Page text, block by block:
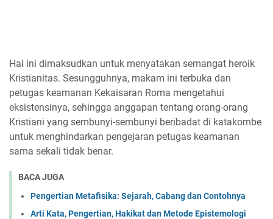
Hal ini dimaksudkan untuk menyatakan semangat heroik
Kristianitas. Sesungguhnya, makam ini terbuka dan
petugas keamanan Kekaisaran Roma mengetahui
eksistensinya, sehingga anggapan tentang orang-orang
Kristiani yang sembunyi-sembunyi beribadat di katakombe
untuk menghindarkan pengejaran petugas keamanan
sama sekali tidak benar.
BACA JUGA
Pengertian Metafisika: Sejarah, Cabang dan Contohnya
Arti Kata, Pengertian, Hakikat dan Metode Epistemologi